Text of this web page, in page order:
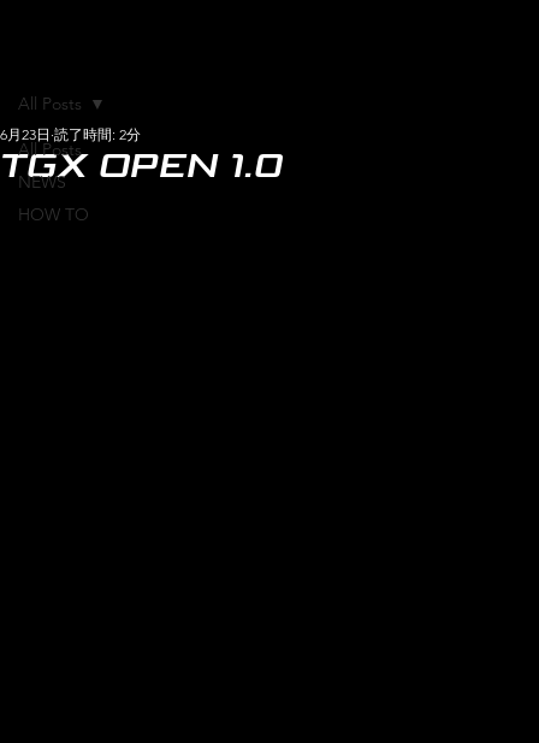
All Posts
NEWS
HOW TO
All Posts
TGX OPEN 1.0
6月23日 読了時間: 2分